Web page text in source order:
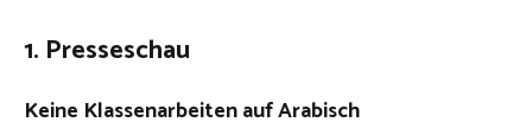
1. Presseschau
Keine Klassenarbeiten auf Arabisch